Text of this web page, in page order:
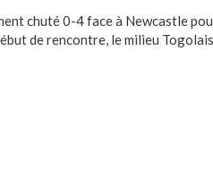
chuté 0-4 face à Newcastle
de rencontre, le milieu